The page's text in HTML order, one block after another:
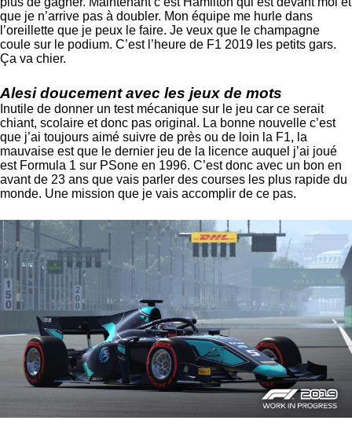
que je n’arrive pas à doubler. Mon équipe me hurle dans
l’oreillette que je peux le faire. Je veux que le champagne
coule sur le podium. C’est l’heure de F1 2019 les petits gars.
Ça va chier.
Alesi doucement avec les jeux de mots
Inutile de donner un test mécanique sur le jeu car ce serait
chiant, scolaire et donc pas original. La bonne nouvelle c’est
que j’ai toujours aimé suivre de près ou de loin la F1, la
mauvaise est que le dernier jeu de la licence auquel j’ai joué
est Formula 1 sur PSone en 1996. C’est donc avec un bon en
avant de 23 ans que vais parler des courses les plus rapide du
monde. Une mission que je vais accomplir de ce pas.